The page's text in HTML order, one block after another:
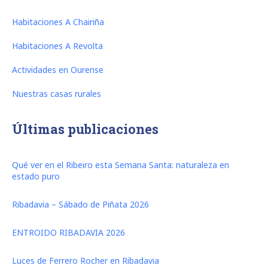
Habitaciones A Chairiña
Habitaciones A Revolta
Actividades en Ourense
Nuestras casas rurales
Últimas publicaciones
Qué ver en el Ribeiro esta Semana Santa: naturaleza en
estado puro
Ribadavia – Sábado de Piñata 2026
ENTROIDO RIBADAVIA 2026
Luces de Ferrero Rocher en Ribadavia